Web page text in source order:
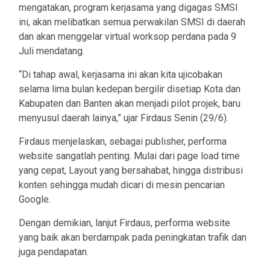
mengatakan, program kerjasama yang digagas SMSI
ini, akan melibatkan semua perwakilan SMSI di daerah
dan akan menggelar virtual worksop perdana pada 9
Juli mendatang.
“Di tahap awal, kerjasama ini akan kita ujicobakan
selama lima bulan kedepan bergilir disetiap Kota dan
Kabupaten dan Banten akan menjadi pilot projek, baru
menyusul daerah lainya,” ujar Firdaus Senin (29/6).
Firdaus menjelaskan, sebagai publisher, performa
website sangatlah penting. Mulai dari page load time
yang cepat, Layout yang bersahabat, hingga distribusi
konten sehingga mudah dicari di mesin pencarian
Google.
Dengan demikian, lanjut Firdaus, performa website
yang baik akan berdampak pada peningkatan trafik dan
juga pendapatan.